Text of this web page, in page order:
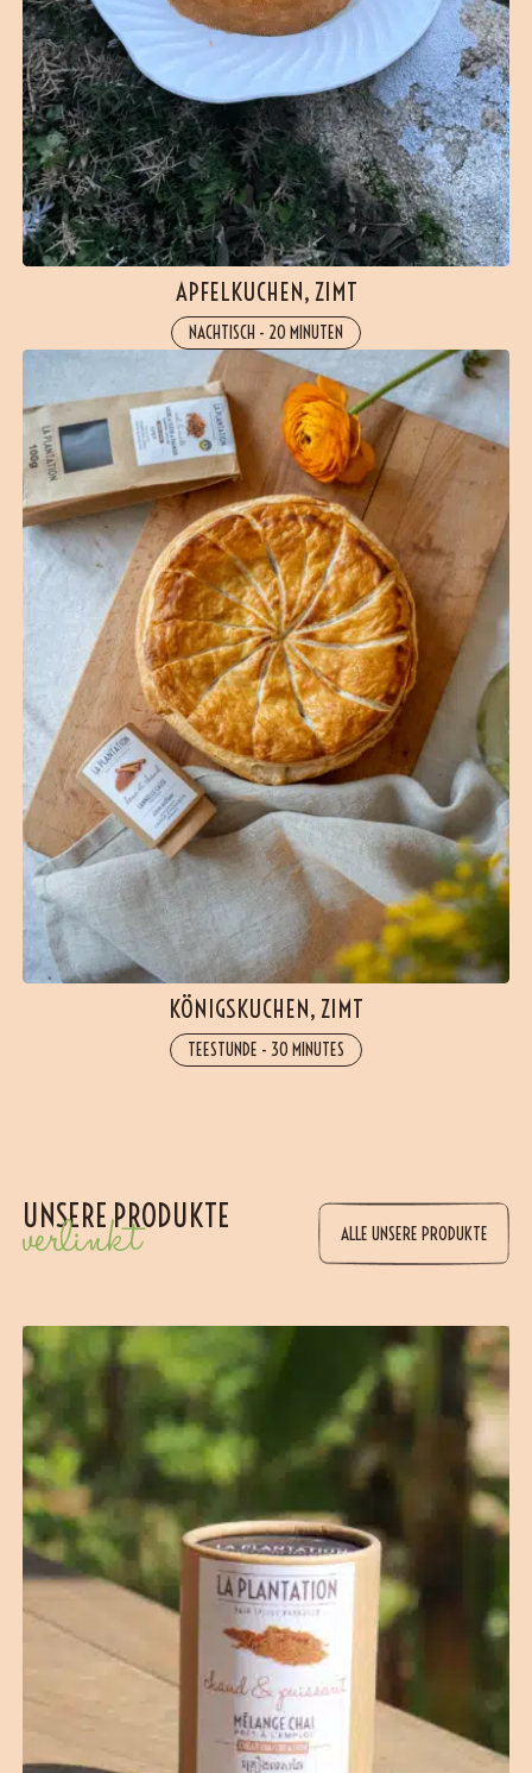
APFELKUCHEN, ZIMT
NACHTISCH - 20 MINUTEN
KÖNIGSKUCHEN, ZIMT
TEESTUNDE - 30 MINUTES
UNSERE PRODUKTE
verlinkt ALLE UNSERE PRODUKTE